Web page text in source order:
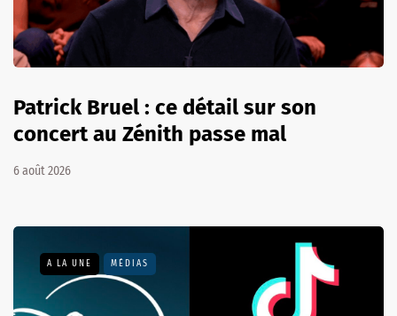
Patrick Bruel : ce détail sur son
concert au Zénith passe mal
6 août 2026
A LA UNE MÉDIAS